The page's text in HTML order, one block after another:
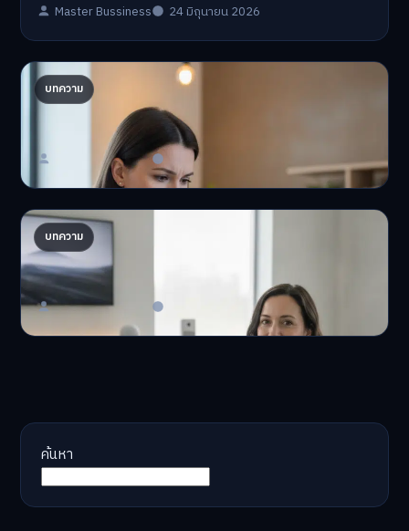
Master Bussiness 24 มิถุนายน 2026
บทความ
ปรับพอร์ตรับ ‘เงินดิจิทัล 2.0’ จัดสรรงบอย่างไรไม่
ให้พัง
'เงินดิจิทัล 2.0' มาแล…
Master Bussiness 23 มิถุนายน 2026
บทความ
AI จัดพอร์ตให้ปัง! เทรนด์ลงทุนยุคใหม่ ไม่ต้องเฝ้า
จอ
AI จัดพอร์ตให้ปัง! หมด…
Master Bussiness 23 มิถุนายน 2026
ค้นหา